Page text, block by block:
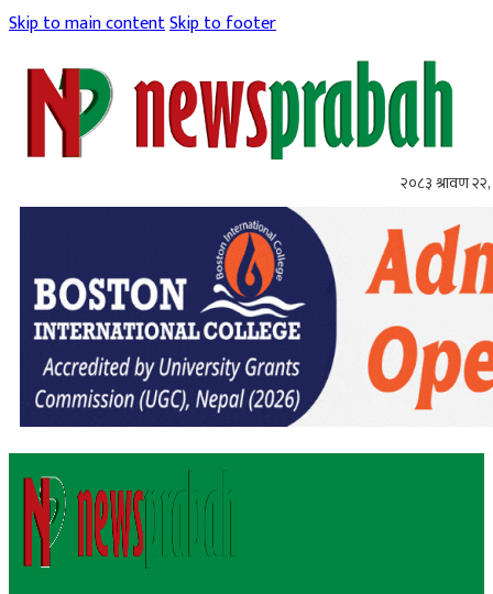
Skip to main contentSkip to footer
२०८३ श्रावण २२,